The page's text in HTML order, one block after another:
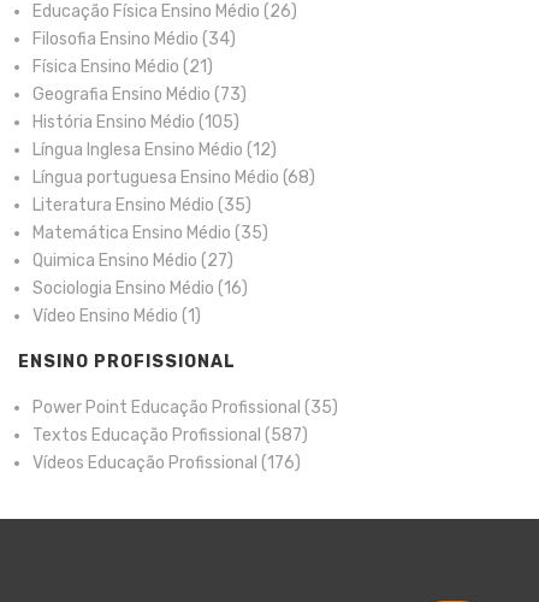
Educação Física Ensino Médio (26)
Filosofia Ensino Médio (34)
Física Ensino Médio (21)
Geografia Ensino Médio (73)
História Ensino Médio (105)
Língua Inglesa Ensino Médio (12)
Língua portuguesa Ensino Médio (68)
Literatura Ensino Médio (35)
Matemática Ensino Médio (35)
Quimica Ensino Médio (27)
Sociologia Ensino Médio (16)
Vídeo Ensino Médio (1)
ENSINO PROFISSIONAL
Power Point Educação Profissional (35)
Textos Educação Profissional (587)
Vídeos Educação Profissional (176)